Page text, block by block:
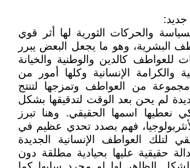
جديد:
والحركات الثورية لها أثر قوي
البشرية، وهو ما يجعل البعض يبرر
للعواطف كالدين والوطنية والخيانة
والكرامة الإنسانية وكلها أمور من
من العواطف وتمزجها لتنتج
لم يحن بعد الوقت لتدقيقها بشكل
نعطيها اسمها الحقيقي. وهنا تبرز
فهم بصدد تحدي عظيم في
العواطف الإنسانية الجديدة
حقيقية عليها بحيادية مطلقة دون